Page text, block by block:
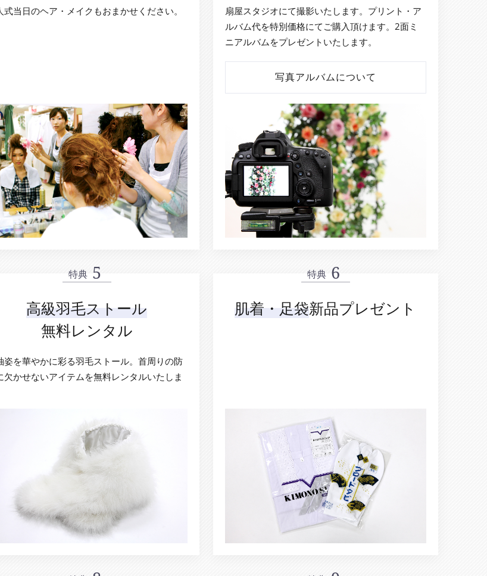
式当日のヘア・メイクもおまかせください。
扇屋スタジオにて撮影いたします。プリント・ア
ルバム代を特別価格にてご購入頂けます。2面ミ
ニアルバムをプレゼントいたします。
写真アルバムについて
特典
高級羽毛ストール
無料レンタル
姿を華やかに彩る羽毛ストール。首周りの防
欠かせないアイテムを無料レンタルいたしま
特典
肌着・足袋新品プレゼント